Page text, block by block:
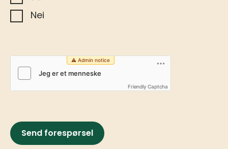
Nei
Friendly Captcha
Send forespørsel